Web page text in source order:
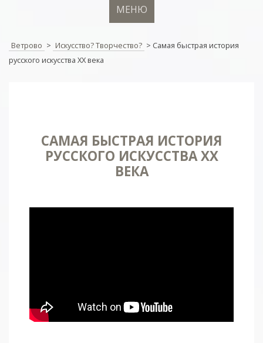
МЕНЮ
Ветрово > Искусство? Творчество? > Самая быстрая история
русского искусства XX века
САМАЯ БЫСТРАЯ ИСТОРИЯ
РУССКОГО ИСКУССТВА XX
ВЕКА